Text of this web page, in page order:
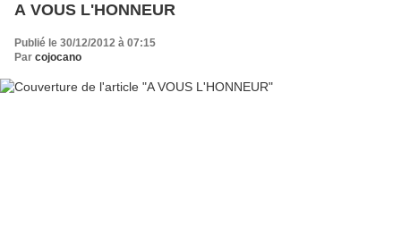
A VOUS L'HONNEUR
Publié le 30/12/2012 à 07:15
Par cojocano